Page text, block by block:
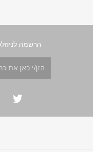
הרשמה